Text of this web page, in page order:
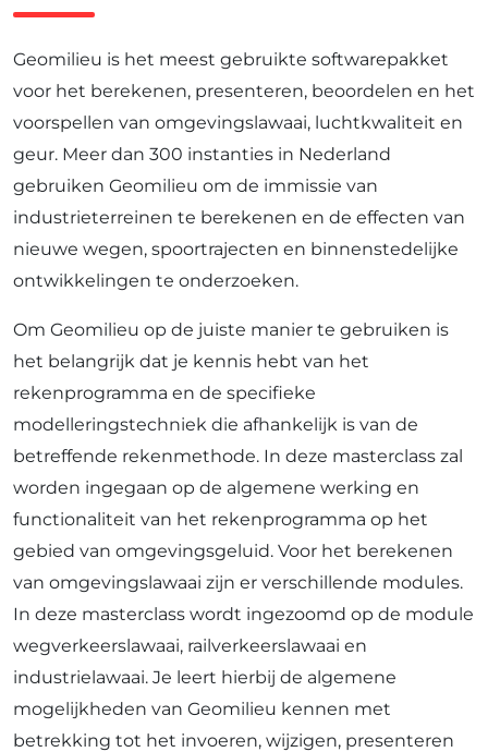
Geomilieu is het meest gebruikte softwarepakket
voor het berekenen, presenteren, beoordelen en het
voorspellen van omgevingslawaai, luchtkwaliteit en
geur. Meer dan 300 instanties in Nederland
gebruiken Geomilieu om de immissie van
industrieterreinen te berekenen en de effecten van
nieuwe wegen, spoortrajecten en binnenstedelijke
ontwikkelingen te onderzoeken.
Om Geomilieu op de juiste manier te gebruiken is
het belangrijk dat je kennis hebt van het
rekenprogramma en de specifieke
modelleringstechniek die afhankelijk is van de
betreffende rekenmethode. In deze masterclass zal
worden ingegaan op de algemene werking en
functionaliteit van het rekenprogramma op het
gebied van omgevingsgeluid. Voor het berekenen
van omgevingslawaai zijn er verschillende modules.
In deze masterclass wordt ingezoomd op de module
wegverkeerslawaai, railverkeerslawaai en
industrielawaai. Je leert hierbij de algemene
mogelijkheden van Geomilieu kennen met
betrekking tot het invoeren, wijzigen, presenteren